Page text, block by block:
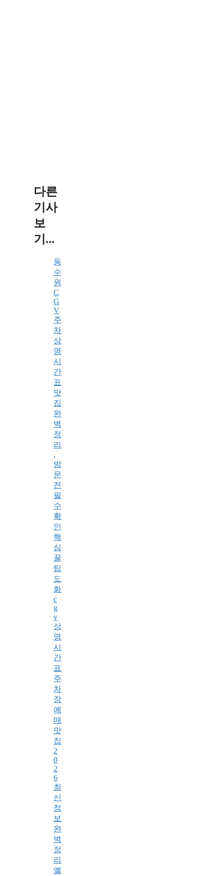
다른
기사
보
기...
동
수
원
C
G
V
주
차
상
영
시
간
표
맛
집
완
벽
정
리
,
방
문
전
필
수
확
인
핵
심
꿀
팁
도
화
c
g
v
상
영
시
간
표
주
차
장
예
매
맛
집
2
0
2
6
최
신
정
보
완
벽
정
리
옐